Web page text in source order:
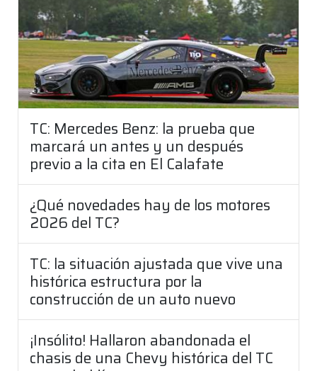
TC: Mercedes Benz: la prueba que
marcará un antes y un después
previo a la cita en El Calafate
¿Qué novedades hay de los motores
2026 del TC?
TC: la situación ajustada que vive una
histórica estructura por la
construcción de un auto nuevo
¡Insólito! Hallaron abandonada el
chasis de una Chevy histórica del TC